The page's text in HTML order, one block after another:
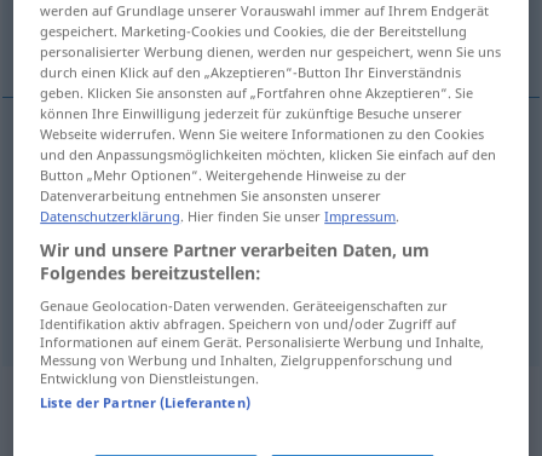
guilelessness, innocence unwittingness
guilelessness Arglosigkeit Unschuld
innocence Arglosigkeit Unschuld
unwittingness Arglosigkeit Ahnungslosigkeit
Beispielsätze aus externen Quellen
werden auf Grundlage unserer Vorauswahl immer auf Ihrem Endgerät
gespeichert. Marketing-Cookies und Cookies, die der Bereitstellung
personalisierter Werbung dienen, werden nur gespeichert, wenn Sie uns
durch einen Klick auf den „Akzeptieren“-Button Ihr Einverständnis
geben. Klicken Sie ansonsten auf „Fortfahren ohne Akzeptieren“. Sie
können Ihre Einwilligung jederzeit für zukünftige Besuche unserer
Webseite widerrufen. Wenn Sie weitere Informationen zu den Cookies
und den Anpassungsmöglichkeiten möchten, klicken Sie einfach auf den
Button „Mehr Optionen“. Weitergehende Hinweise zu der
Datenverarbeitung entnehmen Sie ansonsten unserer
Datenschutzerklärung. Hier finden Sie unserImpressum.
Wir und unsere Partner verarbeiten Daten, um
Folgendes bereitzustellen:
Genaue Geolocation-Daten verwenden. Geräteeigenschaften zur
Identifikation aktiv abfragen. Speichern von und/oder Zugriff auf
Informationen auf einem Gerät. Personalisierte Werbung und Inhalte,
Messung von Werbung und Inhalten, Zielgruppenforschung und
Entwicklung von Dienstleistungen.
Liste der Partner (Lieferanten)